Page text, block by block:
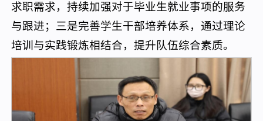
求职需求，持续加强对于毕业生就业事项的服务
与跟进；三是完善学生干部培养体系，通过理论
培训与实践锻炼相结合，提升队伍综合素质。